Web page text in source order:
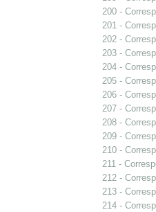
200 -
201 -
202 -
203 -
204 -
205 -
206 -
207 -
208 -
209 -
210 -
211 -
212 -
213 -
214 -